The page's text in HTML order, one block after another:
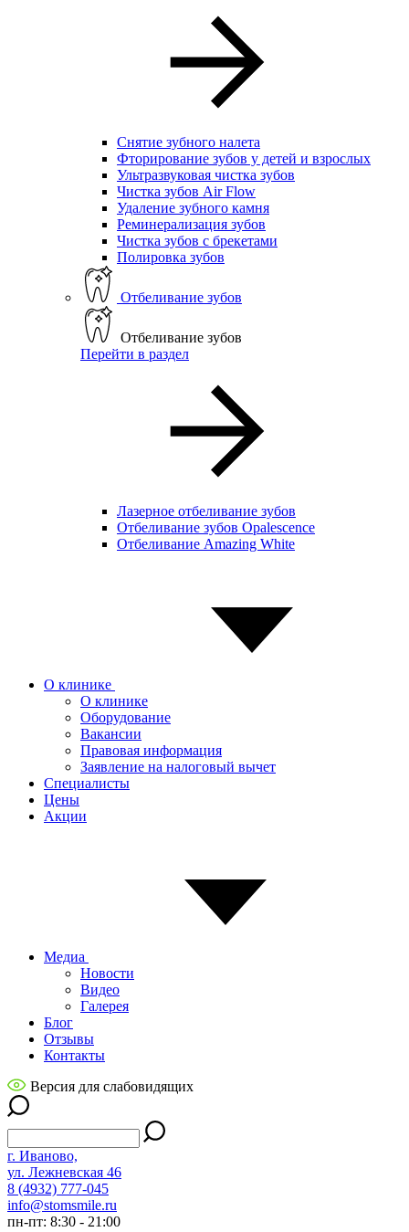
Снятие зубного налета
Фторирование зубов у детей и взрослых
Ультразвуковая чистка зубов
Чистка зубов Air Flow
Удаление зубного камня
Реминерализация зубов
Чистка зубов с брекетами
Полировка зубов
Отбеливание зубов
Отбеливание зубов
Перейти в раздел
Лазерное отбеливание зубов
Отбеливание зубов Opalescence
Отбеливание Amazing White
О клинике
О клинике
Оборудование
Вакансии
Правовая информация
Заявление на налоговый вычет
Специалисты
Цены
Акции
Медиа
Новости
Видео
Галерея
Блог
Отзывы
Контакты
Версия для слабовидящих
г. Иваново,
ул. Лежневская 46
8 (4932) 777-045
info@stomsmile.ru
пн-пт: 8:30 - 21:00